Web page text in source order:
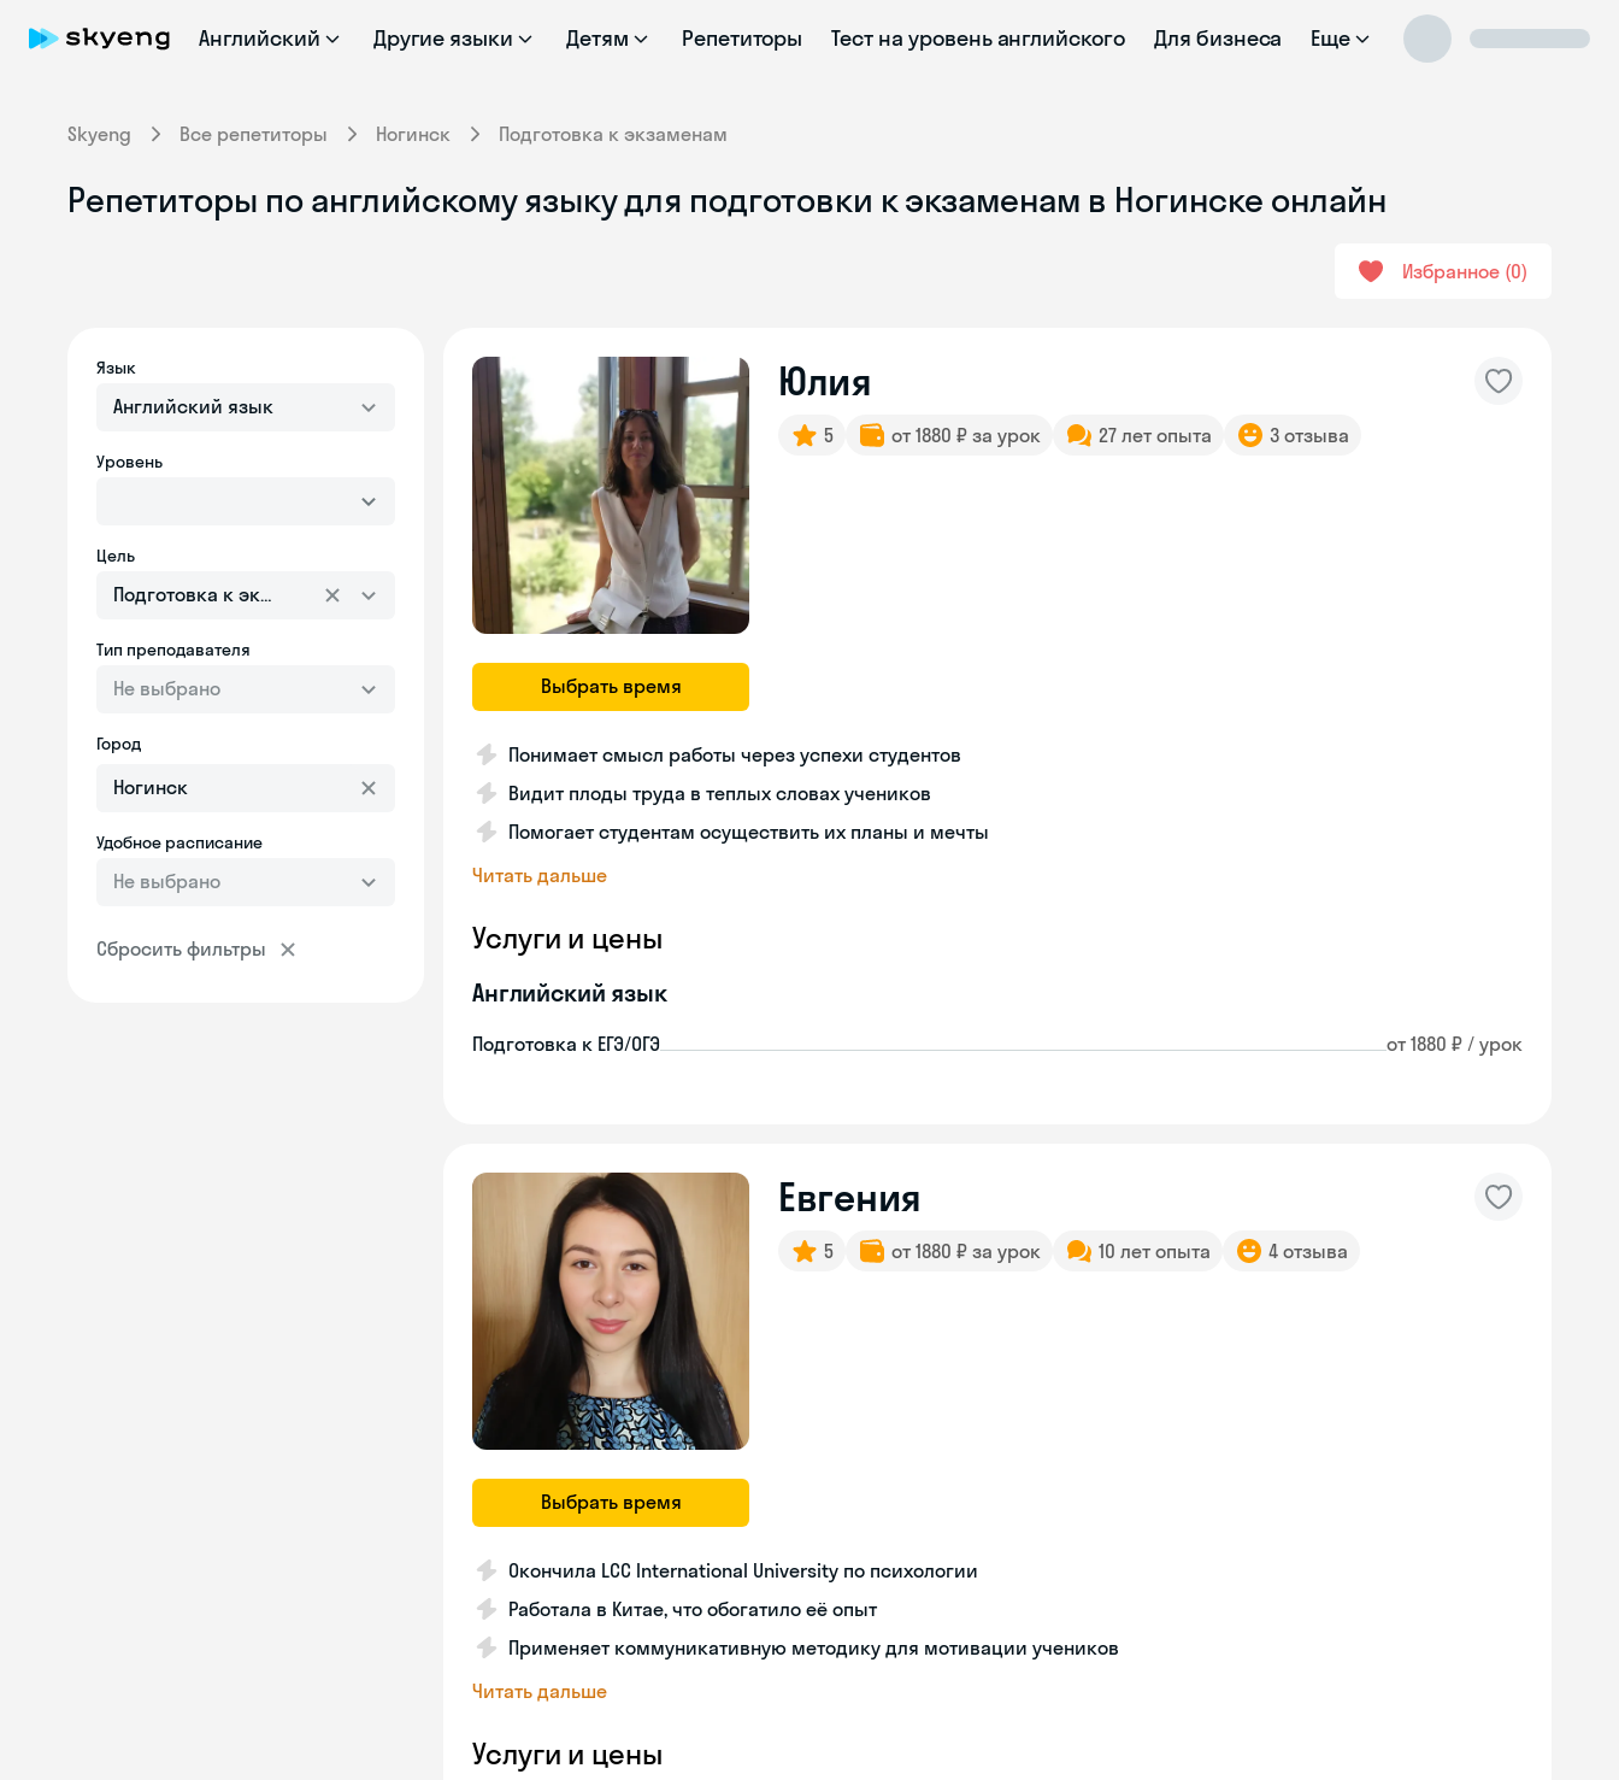
Английский Другие языки Детям Репетиторы Тест на уровень английского Для бизнеса Еще
Skyeng Все репетиторы Ногинск Подготовка к экзаменам
Репетиторы по английскому языку для подготовки к экзаменам в Ногинске онлайн
Избранное 0
Язык
Английский язык
Уровень
Цель
Подготовка к экзаменам
Тип преподавателя
Не выбрано
Город
Удобное расписание
Не выбрано
Сбросить фильтры
Выбрать время
Юлия
5 от 1880 ₽ за урок 27 лет опыта 3 отзыва
Понимает смысл работы через успехи студентов
Видит плоды труда в теплых словах учеников
Помогает студентам осуществить их планы и мечты
Читать дальше
Услуги и цены
Английский язык
Подготовка к ЕГЭ/ОГЭ от 1880 ₽ / урок
Выбрать время
Евгения
5 от 1880 ₽ за урок 10 лет опыта 4 отзыва
Окончила LCC International University по психологии
Работала в Китае, что обогатило её опыт
Применяет коммуникативную методику для мотивации учеников
Читать дальше
Услуги и цены